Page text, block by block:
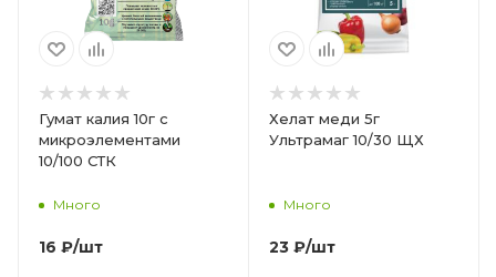
Гумат калия 10г с
микроэлементами
10/100 СТК
Много
16 ₽/шт
Хелат меди 5г
Ультрамаг 10/30 ЩХ
Много
23 ₽/шт